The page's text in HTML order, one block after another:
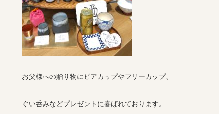
お父様への贈り物にビアカップやフリーカップ、
ぐい呑みなどプレゼントに喜ばれております。